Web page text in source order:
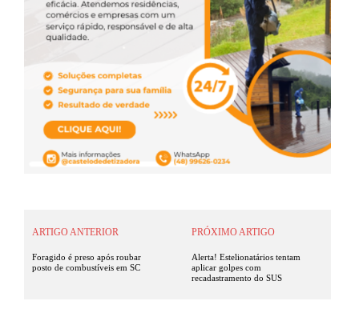
ARTIGO ANTERIOR
Foragido é preso após roubar
posto de combustíveis em SC
PRÓXIMO ARTIGO
Alerta! Estelionatários tentam
aplicar golpes com
recadastramento do SUS